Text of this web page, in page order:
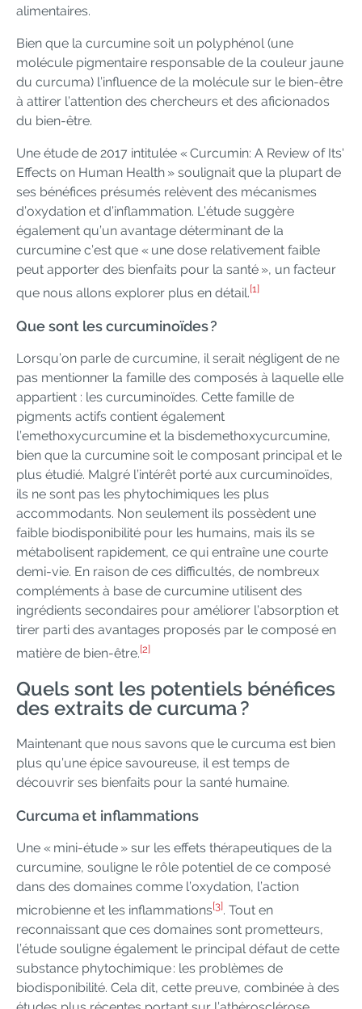
alimentaires.
Bien que la curcumine soit un polyphénol (une
molécule pigmentaire responsable de la couleur jaune
du curcuma) l’influence de la molécule sur le bien-être
à attirer l’attention des chercheurs et des aficionados
du bien-être.
Une étude de 2017 intitulée « Curcumin: A Review of Its'
Effects on Human Health » soulignait que la plupart de
ses bénéfices présumés relèvent des mécanismes
d’oxydation et d’inflammation. L’étude suggère
également qu’un avantage déterminant de la
curcumine c’est que « une dose relativement faible
peut apporter des bienfaits pour la santé », un facteur
que nous allons explorer plus en détail.[1]
Que sont les curcuminoïdes ?
Lorsqu’on parle de curcumine, il serait négligent de ne
pas mentionner la famille des composés à laquelle elle
appartient : les curcuminoïdes. Cette famille de
pigments actifs contient également
l’emethoxycurcumine et la bisdemethoxycurcumine,
bien que la curcumine soit le composant principal et le
plus étudié. Malgré l’intérêt porté aux curcuminoïdes,
ils ne sont pas les phytochimiques les plus
accommodants. Non seulement ils possèdent une
faible biodisponibilité pour les humains, mais ils se
métabolisent rapidement, ce qui entraîne une courte
demi-vie. En raison de ces difficultés, de nombreux
compléments à base de curcumine utilisent des
ingrédients secondaires pour améliorer l’absorption et
tirer parti des avantages proposés par le composé en
matière de bien-être.[2]
Quels sont les potentiels bénéfices
des extraits de curcuma ?
Maintenant que nous savons que le curcuma est bien
plus qu’une épice savoureuse, il est temps de
découvrir ses bienfaits pour la santé humaine.
Curcuma et inflammations
Une « mini-étude » sur les effets thérapeutiques de la
curcumine, souligne le rôle potentiel de ce composé
dans des domaines comme l’oxydation, l’action
microbienne et les inflammations[3] . Tout en
reconnaissant que ces domaines sont prometteurs,
l’étude souligne également le principal défaut de cette
substance phytochimique : les problèmes de
biodisponibilité. Cela dit, cette preuve, combinée à des